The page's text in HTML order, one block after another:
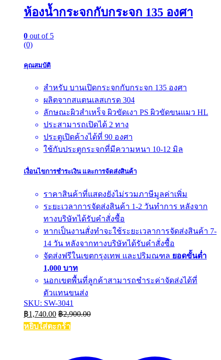
ห้องน้ำกระจกกับกระจก 135 องศา
0 out of 5
(0)
คุณสมบัติ
สำหรับ บานเปิดกระจกกับกระจก 135 องศา
ผลิตจากสแตนเลสเกรด 304
ลักษณะผิวสำเหร็จ ผิวขัดเงา PS ผิวขัดขนแมว HL
ประสามารถเปิดได้ 2 ทาง
ประตูเปิดค้างได้ที่ 90 องศา
ใช้กับประตูกระจกที่มีความหนา 10-12 มิล
เงื่อนไขการชำระเงิน และการจัดส่งสินค้า
ราคาสินค้าที่แสดงยังไม่รวมภาษีมูลค่าเพิ่ม
ระยะเวลาการจัดส่งสินค้า 1-2 วันทำการ หลังจาก
ทางบริษัทได้รับคำสั่งซื้อ
หากเป็นงานสั่งทำจะใช้ระยะเวลาการจัดส่งสินค้า 7-
14 วัน หลังจากทางบริษัทได้รับคำสั่งซื้อ
จัดส่งฟรีในเขตกรุงเทพ และปริมณฑล ยอดขั้นต่ำ
1,000 บาท
นอกเขตพื้นที่ลูกค้าสามารถชำระค่าจัดส่งได้ที่
ตัวแทนขนส่ง
SKU: SW-3041
฿1,740.00 ฿2,900.00
หยิบใส่ตะกร้า